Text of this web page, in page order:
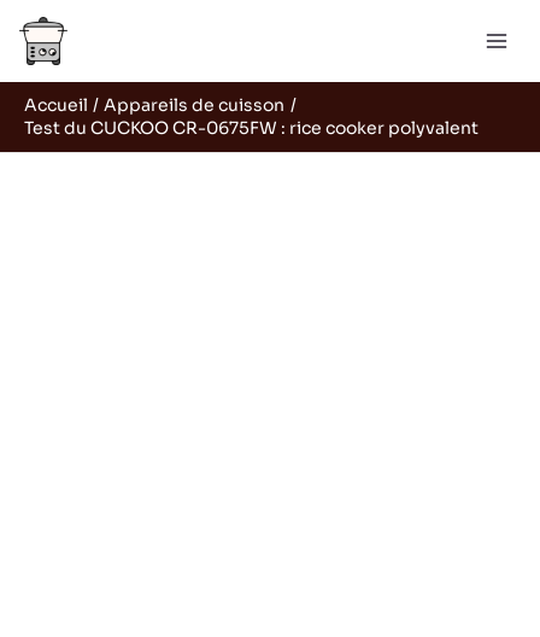
Aller
contenu
Accueil
Appareils de cuisson
Test du CUCKOO CR-0675FW : rice cooker polyvalent
e
c
h
e